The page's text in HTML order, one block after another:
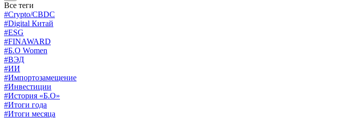
Все теги
#Crypto/CBDC
#Digital Китай
#ESG
#FINAWARD
#Б.О Women
#ВЭД
#ИИ
#Импортозамещение
#Инвестиции
#История «Б.О»
#Итоги года
#Итоги месяца